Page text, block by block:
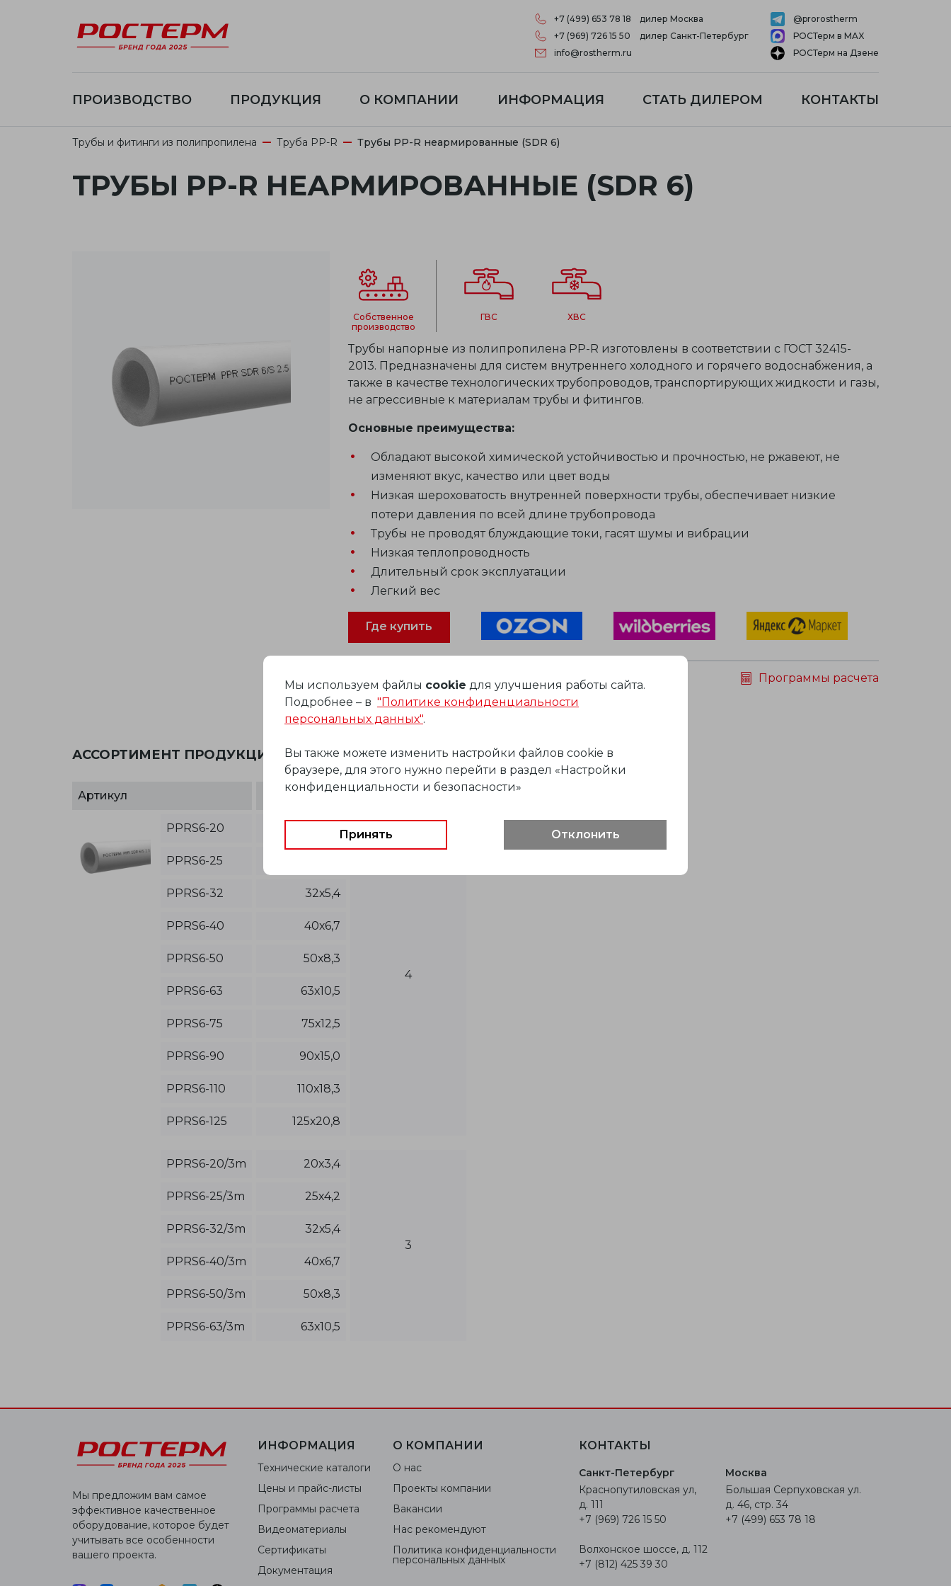
+7 (499) 653 78 18
дилер Москва
+7 (969) 726 15 50
дилер Санкт-Петербург
info@rostherm.ru
@prorostherm
РОСТерм в MAX
РОСТерм на Дзене
ПРОИЗВОДСТВО ПРОДУКЦИЯ О КОМПАНИИ ИНФОРМАЦИЯ СТАТЬ ДИЛЕРОМ КОНТАКТЫ
Трубы и фитинги из полипропилена Труба РР-R Трубы PP-R неармированные (SDR 6)
ТРУБЫ PP-R НЕАРМИРОВАННЫЕ (SDR 6)
ГВС ХВС
собственное
производство
Трубы напорные из полипропилена PP-R изготовлены в соответствии с ГОСТ 32415-
2013. Предназначены для систем внутреннего холодного и горячего водоснабжения, а
также в качестве технологических трубопроводов, транспортирующих жидкости и газы,
не агрессивные к материалам трубы и фитингов.
Основные преимущества:
Обладают высокой химической устойчивостью и прочностью, не ржавеют, не
изменяют вкус, качество или цвет воды
Низкая шероховатость внутренней поверхности трубы, обеспечивает низкие
потери давления по всей длине трубопровода
Трубы не проводят блуждающие токи, гасят шумы и вибрации
Низкая теплопроводность
Длительный срок эксплуатации
Легкий вес
Где купить
Документация Сертификаты
Программы расчета
BIM модели
АССОРТИМЕНТ ПРОДУКЦИИ
Артикул Размеры, мм Длина отрезка, м
PPRS6-20
4
PPRS6-25
PPRS6-32 32х5,4
PPRS6-40 40х6,7
PPRS6-50 50х8,3
PPRS6-63 63х10,5
PPRS6-75 75х12,5
PPRS6-90 90х15,0
PPRS6-110 110х18,3
PPRS6-125 125х20,8
PPRS6-20/3m 20х3,4
3
PPRS6-25/3m 25х4,2
PPRS6-32/3m 32х5,4
PPRS6-40/3m 40х6,7
PPRS6-50/3m 50х8,3
PPRS6-63/3m 63х10,5
Мы предложим вам самое
эффективное качественное
оборудование, которое будет
учитывать все особенности
вашего проекта.
ИНФОРМАЦИЯ
Технические каталоги
Цены и прайс-листы
Программы расчета
Видеоматериалы
Сертификаты
Документация
О КОМПАНИИ
О нас
Проекты компании
Вакансии
Нас рекомендуют
Политика конфиденциальности
персональных данных
КОНТАКТЫ
Санкт-Петербург
Краснопутиловская ул,
д. 111
+7 (969) 726 15 50
Волхонское шоссе, д. 112
+7 (812) 425 39 30
Москва
Большая Серпуховская ул.
д. 46, стр. 34
+7 (499) 653 78 18
Мы используем файлы cookie для улучшения работы сайта.
Подробнее – в "Политике конфиденциальности
персональных данных".
Вы также можете изменить настройки файлов cookie в
браузере, для этого нужно перейти в раздел «Настройки
конфиденциальности и безопасности»
Принять Отклонить